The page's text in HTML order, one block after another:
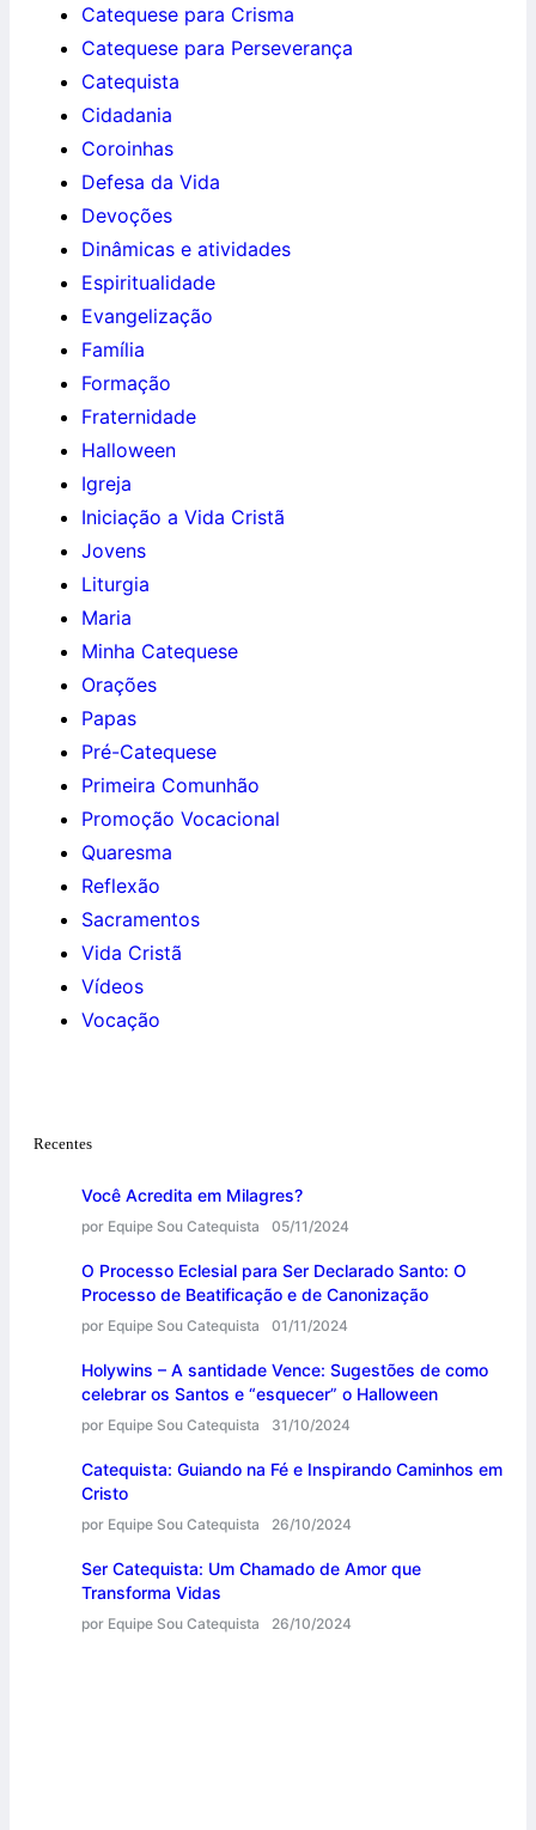
Catequese para Crisma
Catequese para Perseverança
Catequista
Cidadania
Coroinhas
Defesa da Vida
Devoções
Dinâmicas e atividades
Espiritualidade
Evangelização
Família
Formação
Fraternidade
Halloween
Igreja
Iniciação a Vida Cristã
Jovens
Liturgia
Maria
Minha Catequese
Orações
Papas
Pré-Catequese
Primeira Comunhão
Promoção Vocacional
Quaresma
Reflexão
Sacramentos
Vida Cristã
Vídeos
Vocação
Recentes
Você Acredita em Milagres?
por Equipe Sou Catequista 05/11/2024
O Processo Eclesial para Ser Declarado Santo: O
Processo de Beatificação e de Canonização
por Equipe Sou Catequista 01/11/2024
Holywins – A santidade Vence: Sugestões de como
celebrar os Santos e “esquecer” o Halloween
por Equipe Sou Catequista 31/10/2024
Catequista: Guiando na Fé e Inspirando Caminhos em
Cristo
por Equipe Sou Catequista 26/10/2024
Ser Catequista: Um Chamado de Amor que
Transforma Vidas
por Equipe Sou Catequista 26/10/2024